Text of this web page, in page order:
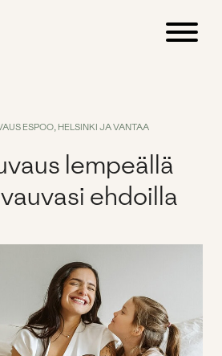
ESPOO, HELSINKI JA VANTAA
lempeällä
ehdoilla